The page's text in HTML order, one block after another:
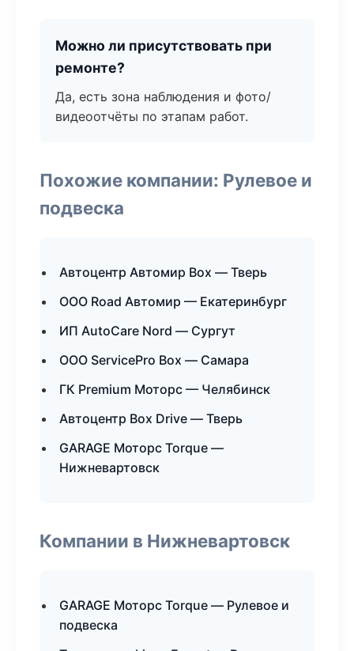
Можно ли присутствовать при
ремонте?
Да, есть зона наблюдения и фото/
видеоотчёты по этапам работ.
Похожие компании: Рулевое и
подвеска
Автоцентр Автомир Box — Тверь
ООО Road Автомир — Екатеринбург
ИП AutoCare Nord — Сургут
ООО ServicePro Box — Самара
ГК Premium Моторс — Челябинск
Автоцентр Box Drive — Тверь
GARAGE Моторс Torque —
Нижневартовск
Компании в Нижневартовск
GARAGE Моторс Torque — Рулевое и
подвеска